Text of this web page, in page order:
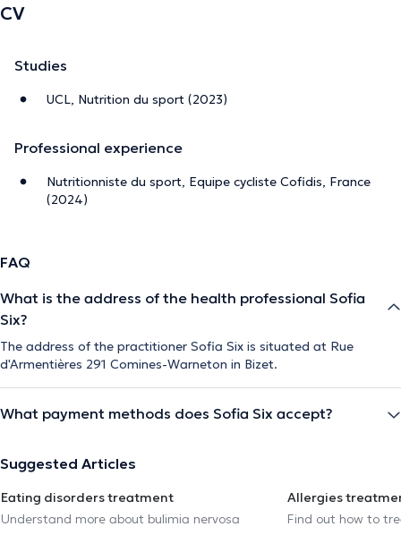
CV
Studies
UCL, Nutrition du sport (2023)
Professional experience
Nutritionniste du sport, Equipe cycliste Cofidis, France
(2024)
FAQ
What is the address of the health professional Sofia
Six?
The address of the practitioner Sofia Six is situated at Rue
d'Armentières 291 Comines-Warneton in Bizet.
What payment methods does Sofia Six accept?
Suggested Articles
Eating disorders treatment
Understand more about bulimia nervosa
Allergies
Find out how to